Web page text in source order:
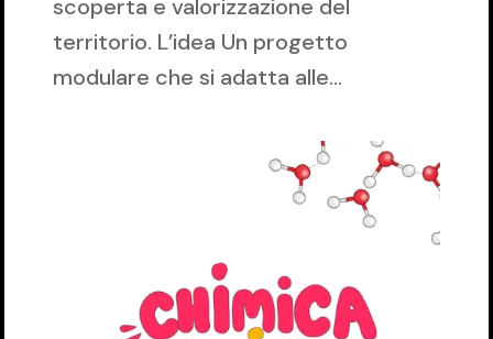
scoperta e valorizzazione del
territorio. L’idea Un progetto
modulare che si adatta alle...